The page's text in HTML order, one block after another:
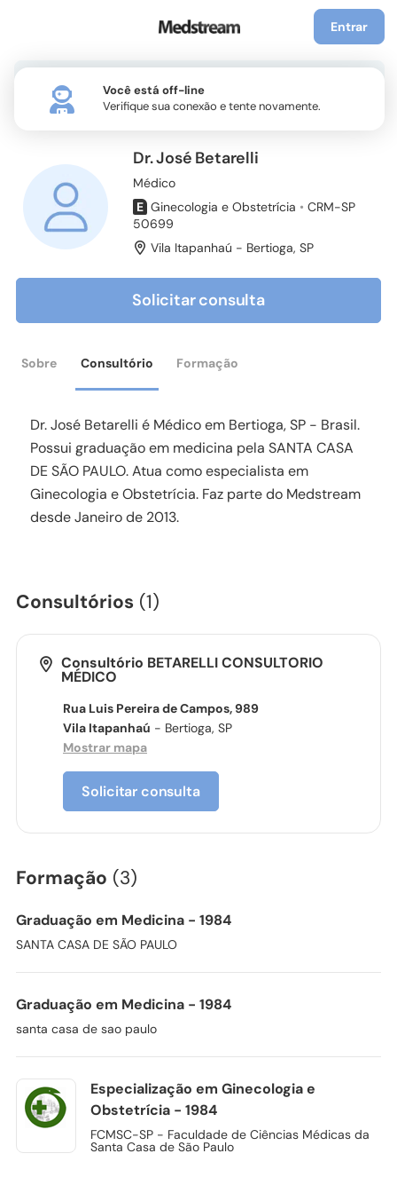
Entrar
Dr. José Betarelli
Médico
E Ginecologia e Obstetrícia • CRM-SP
50699
Vila Itapanhaú - Bertioga, SP
Solicitar consulta
Sobre Consultório Formação
Dr. José Betarelli é Médico em Bertioga, SP - Brasil.
Possui graduação em medicina pela SANTA CASA
DE SÃO PAULO. Atua como especialista em
Ginecologia e Obstetrícia. Faz parte do Medstream
desde Janeiro de 2013.
Consultórios (1)
Consultório BETARELLI CONSULTORIO
MÉDICO
Rua Luis Pereira de Campos, 989
Vila Itapanhaú - Bertioga, SP
Mostrar mapa
Solicitar consulta
Formação (3)
Graduação em Medicina - 1984
SANTA CASA DE SÃO PAULO
Graduação em Medicina - 1984
santa casa de sao paulo
Especialização em Ginecologia e
Obstetrícia - 1984
FCMSC-SP - Faculdade de Ciências Médicas da
Santa Casa de São Paulo
Você está off-line
Verifique sua conexão e tente novamente.